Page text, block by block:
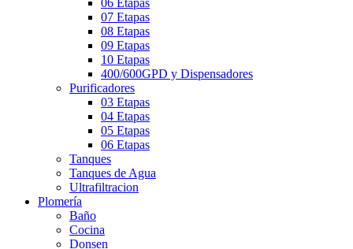
07 Etapas
08 Etapas
09 Etapas
10 Etapas
400/600GPD y Dispensadores
Purificadores
03 Etapas
04 Etapas
05 Etapas
06 Etapas
Tanques
Tanques de Agua
Ultrafiltracion
Plomería
Baño
Cocina
Donsen